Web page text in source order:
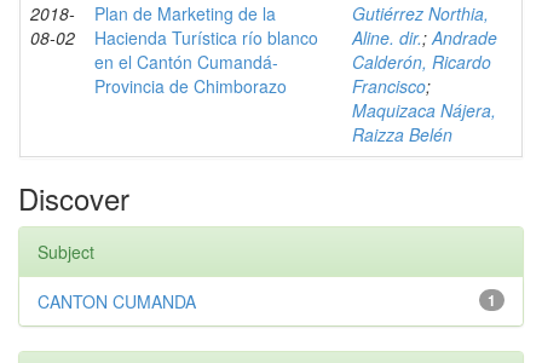
2018-
08-02
Plan de Marketing de la
Hacienda Turística río blanco
en el Cantón Cumandá-
Provincia de Chimborazo
Gutiérrez Northia,
Aline. dir.;Andrade
Calderón, Ricardo
Francisco;
Maquizaca Nájera,
Raizza Belén
Discover
Subject
1
CANTON CUMANDA